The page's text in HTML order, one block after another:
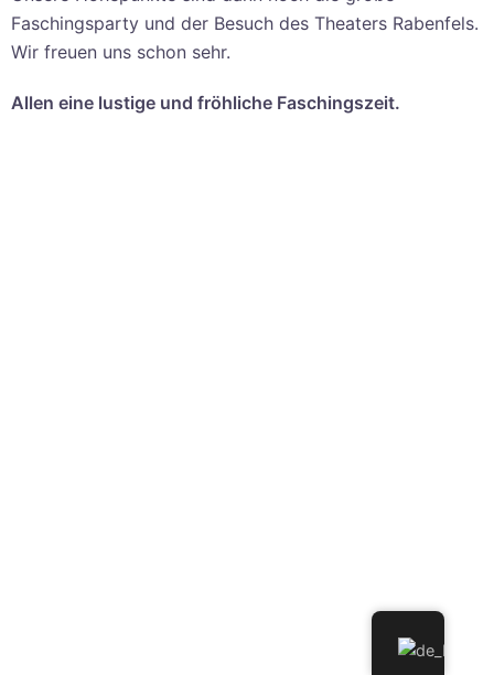
Faschingsparty und der Besuch des Theaters Rabenfels.
Wir freuen uns schon sehr.
Allen eine lustige und fröhliche Faschingszeit.